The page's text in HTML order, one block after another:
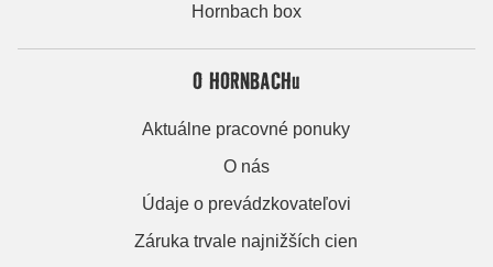
Hornbach box
O HORNBACHu
Aktuálne pracovné ponuky
O nás
Údaje o prevádzkovateľovi
Záruka trvale najnižších cien